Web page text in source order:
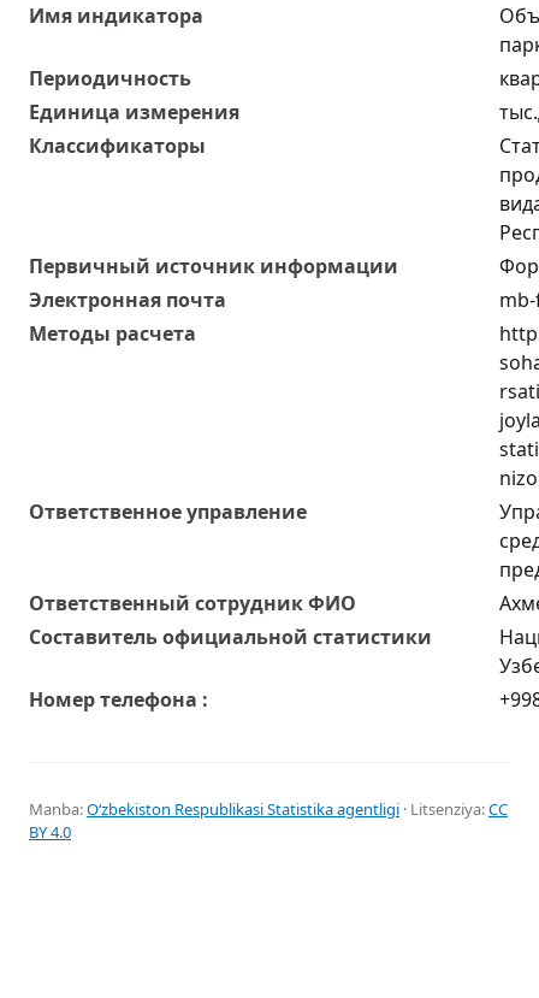
Имя индикатора
Периодичность
Единица измерения
Классификаторы
Первичный источник информации
Электронная почта
Методы расчета
Ответственное управление
Oтветственный сотрудник ФИО
Составитель официальной статистики
Номер телефона :
Manba:Oʻzbekiston Respublikasi Statistika agentligi · Litsenziya:CC
BY 4.0